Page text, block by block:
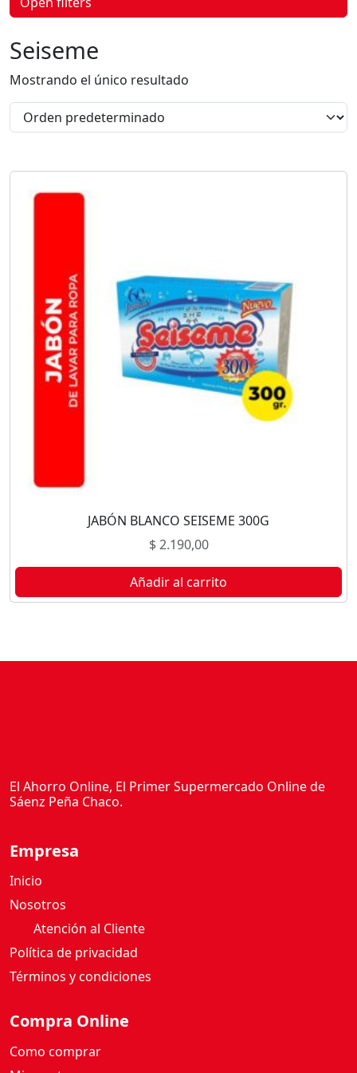
d
u
c
t
o
Seiseme
Mostrando el único resultado
JABÓN BLANCO SEISEME 300G
$2.190,00
Añadir al carrito
El Ahorro Online, El Primer Supermercado Online de
Sáenz Peña Chaco.
Empresa
Inicio
Nosotros
Atención al Cliente
Política de privacidad
Términos y condiciones
Compra Online
Como comprar